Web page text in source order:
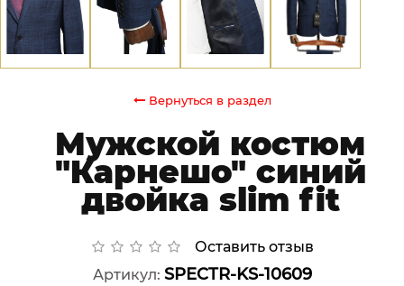
Вернуться в раздел
Мужской костюм
"Карнешо" синий
двойка slim fit
Оставить отзыв
Артикул: SPECTR-KS-10609